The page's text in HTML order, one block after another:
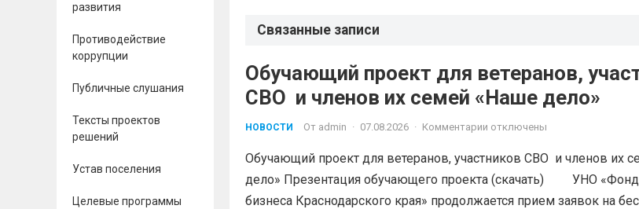
развития
Противодействие
коррупции
Публичные слушания
Тексты проектов
решений
Устав поселения
Целевые программы
Связанные записи
Обучающий проект для ветеранов,
СВО и членов их семей «Наше дело»
НОВОСТИ От admin · 07.08.2026 · Комментарии отключены
Обучающий проект для ветеранов, участников СВО и членов их
дело» Презентация обучающего проекта (скачать) УНО «Фонд
бизнеса Краснодарского края» продолжается прием заявок на